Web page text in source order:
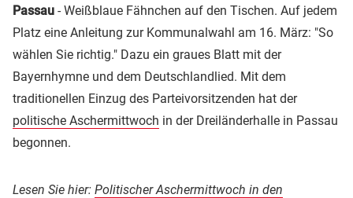
Passau - Weißblaue Fähnchen auf den Tischen. Auf jedem
Platz eine Anleitung zur Kommunalwahl am 16. März: "So
wählen Sie richtig." Dazu ein graues Blatt mit der
Bayernhymne und dem Deutschlandlied. Mit dem
traditionellen Einzug des Parteivorsitzenden hat der
politische Aschermittwoch in der Dreiländerhalle in Passau
begonnen.
Lesen Sie hier: Politischer Aschermittwoch in den